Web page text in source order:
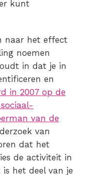
kunt
naar het effect
noemen
in dat je in
en
in 2007 op de
van de
van
dat het
de activiteit in
het deel van je